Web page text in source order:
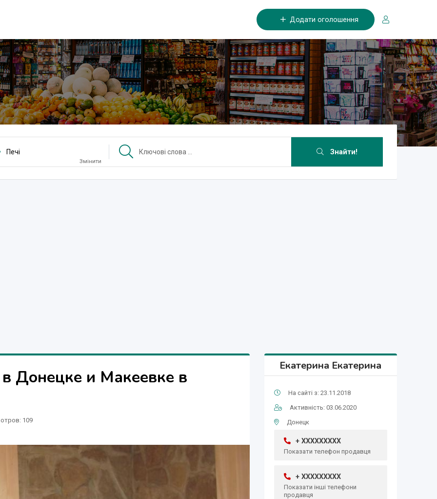
Додати оголошення
Печі
Змінити
Знайти!
Донецке и Макеевке в
: 109
Екатерина Екатерина
На сайті з: 23.11.2018
Активність: 03.06.2020
Донецк
+ XXXXXXXXX
Показати телефон продавця
+ XXXXXXXXX
Показати інші телефони
продавця